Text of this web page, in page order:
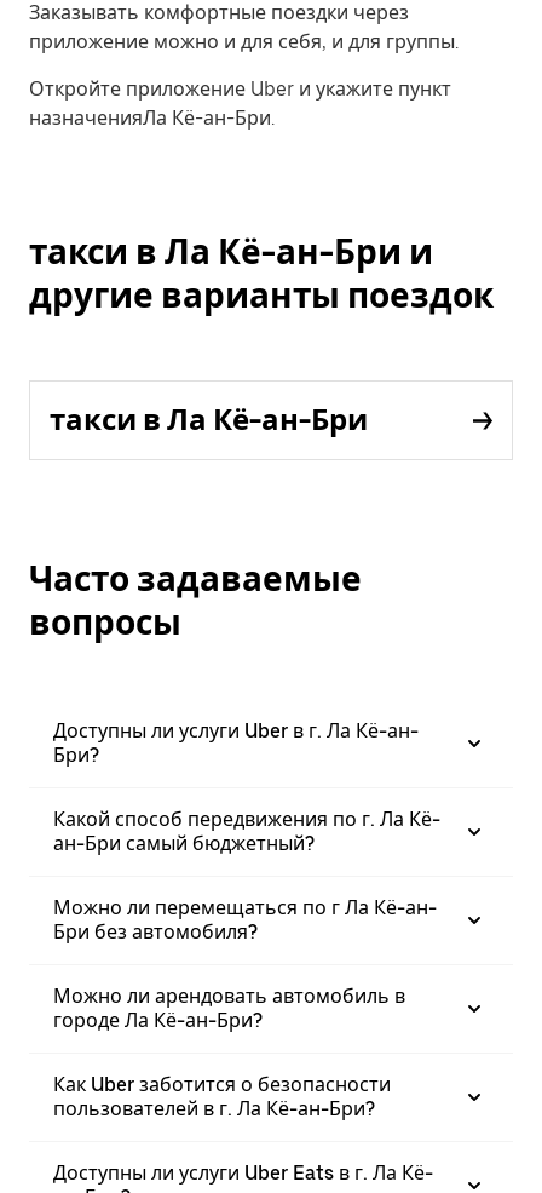
Заказывать комфортные поездки через
приложение можно и для себя, и для группы.
Откройте приложение Uber и укажите пункт
назначенияЛа Кё-ан-Бри.
такси в Ла Кё-ан-Бри и
другие варианты поездок
такси в Ла Кё-ан-Бри
Часто задаваемые
вопросы
Доступны ли услуги Uber в г. Ла Кё-ан-
Бри?
Какой способ передвижения по г. Ла Кё-
ан-Бри самый бюджетный?
Можно ли перемещаться по г Ла Кё-ан-
Бри без автомобиля?
Можно ли арендовать автомобиль в
городе Ла Кё-ан-Бри?
Как Uber заботится о безопасности
пользователей в г. Ла Кё-ан-Бри?
Доступны ли услуги Uber Eats в г. Ла Кё-